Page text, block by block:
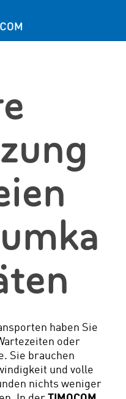
haben Sie
oder
Sie brauchen
und volle
nichts weniger